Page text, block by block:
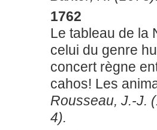
1762
Le tableau de la
celui du genre
concert règne
cahos! Les
Rousseau, J.-J.
4).